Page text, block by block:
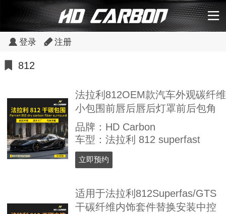
登录 注册
812
法拉利812OEM款汽车外观碳纤维
小包围前唇后唇后灯罩前后包角
品牌：HD Carbon
车型：法拉利 812 superfast
立即预约
适用于法拉利812Superfas/GTS
干碳纤维内饰套件替换安装中控